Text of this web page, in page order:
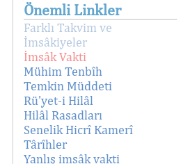
Önemli Linkler
Farklı Takvim ve
İmsâkiyeler
İmsâk Vakti
Mühim Tenbîh
Temkin Müddeti
Rü'yet-i Hilâl
Hilâl Rasadları
Senelik Hicrî Kamerî
Târîhler
Yanlış imsâk vakti